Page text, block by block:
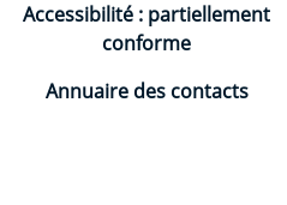
Accessibilité : partiellement
conforme
Annuaire des contacts